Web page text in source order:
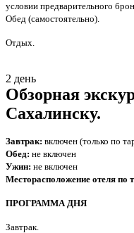
условии предварительного
Обед (самостоятельно).
Отдых.
2 день
Обзорная
Сахалинску.
Завтрак: включен (только по
Обед: не включен
Ужин: не включен
Месторасположение отеля по
ПРОГРАММА ДНЯ
Завтрак.